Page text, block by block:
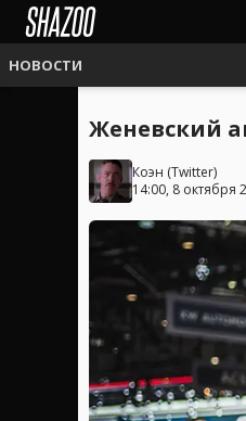
НОВОСТИ
Женевский
Коэн (Twitter)
14:00, 8 октября